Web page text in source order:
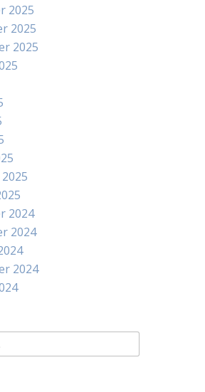
2025
2025
2025
2024
2024
2024